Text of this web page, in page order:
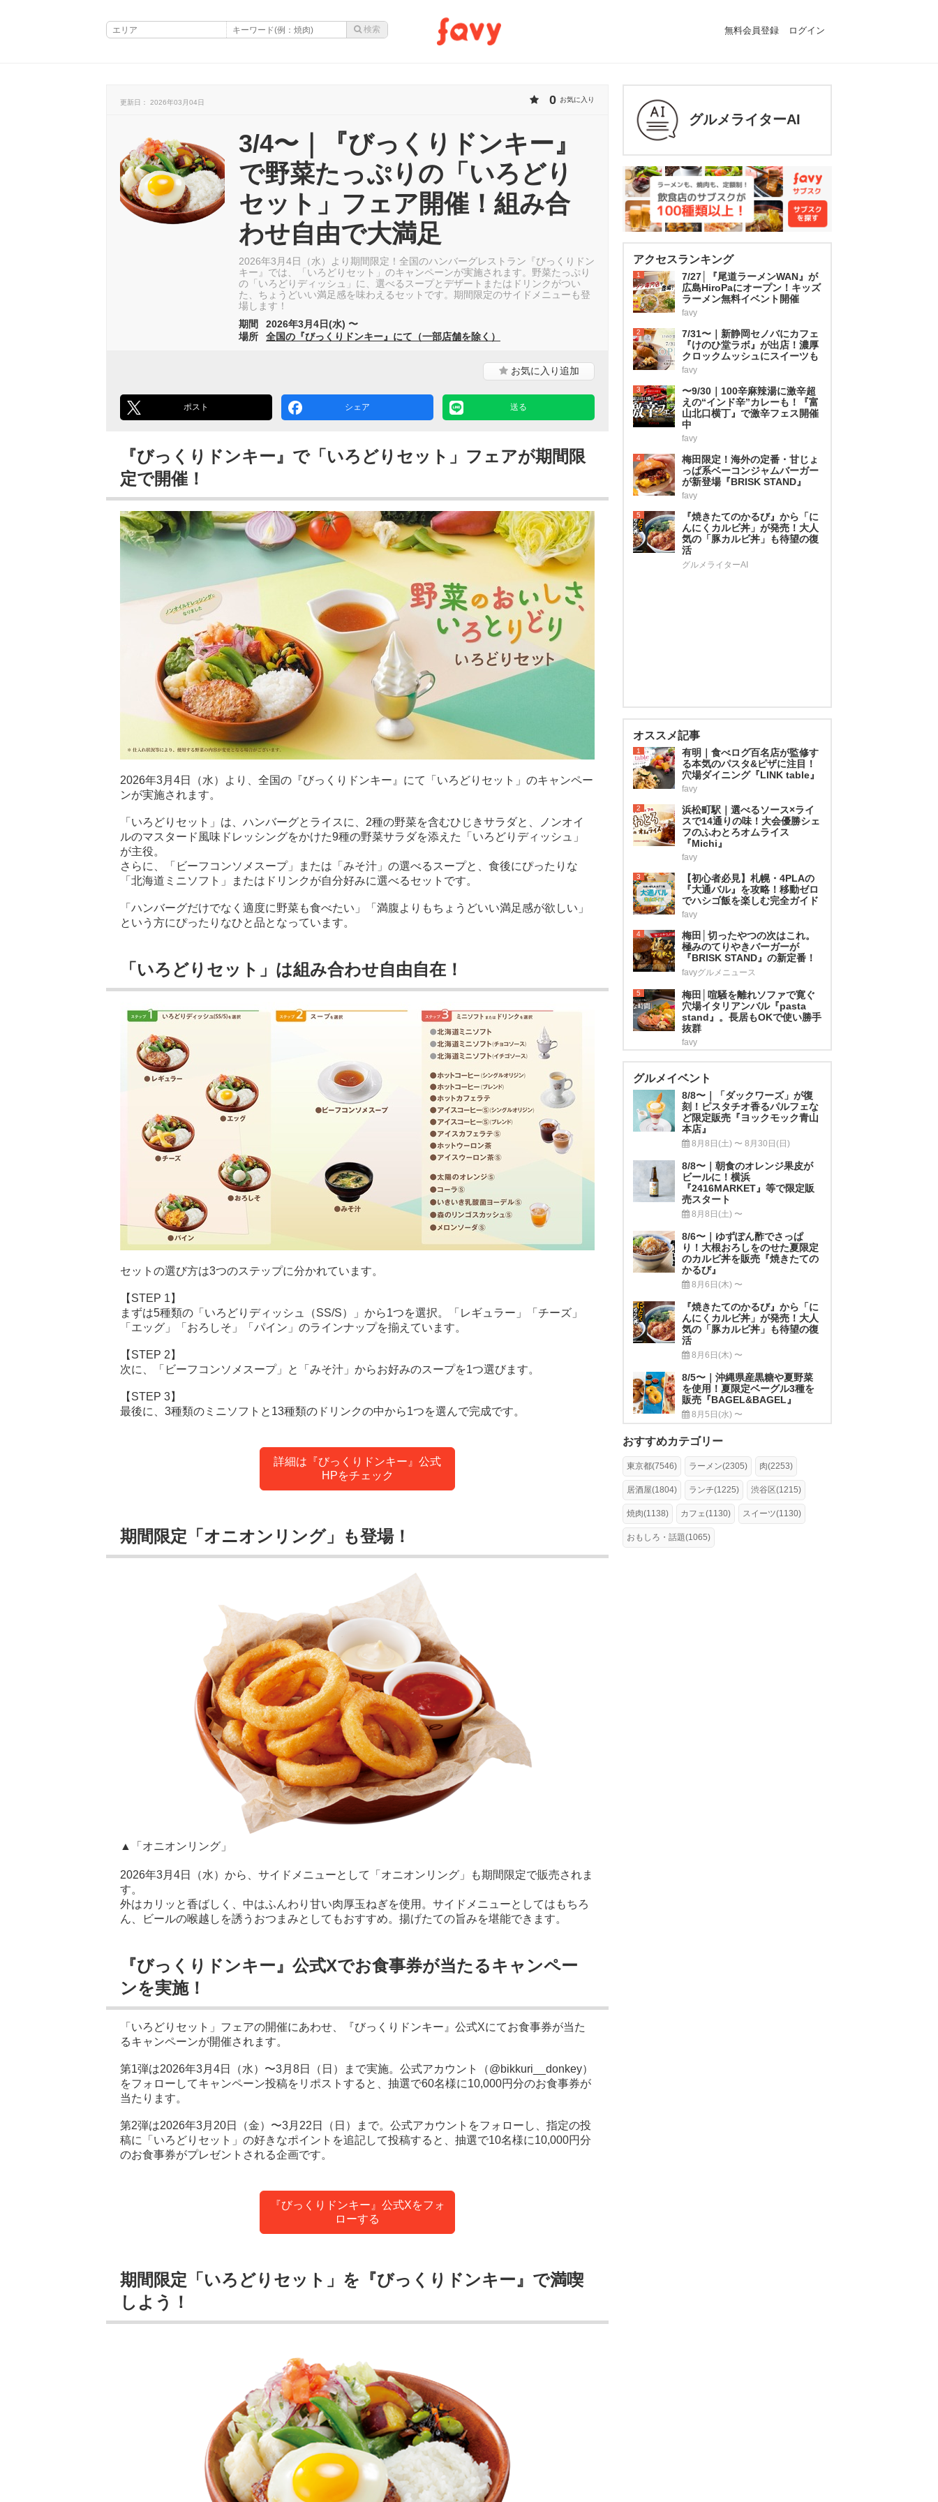
無料会員登録 ログイン
更新日： 2026年03月04日 0 お気に入り
3/4〜｜『びっくりドンキー』
で野菜たっぷりの「いろどり
セット」フェア開催！組み合
わせ自由で大満足
2026年3月4日（水）より期間限定！全国のハンバーグレストラン『びっくりドン
キー』では、「いろどりセット」のキャンペーンが実施されます。野菜たっぷり
の「いろどりディッシュ」に、選べるスープとデザートまたはドリンクがつい
た、ちょうどいい満足感を味わえるセットです。期間限定のサイドメニューも登
場します！
期間
2026年3月4日(水) 〜
場所
全国の『びっくりドンキー』にて（一部店舗を除く）
お気に入り追加
ポスト シェア 送る
『びっくりドンキー』で「いろどりセット」フェアが期間限
定で開催！
2026年3月4日（水）より、全国の『びっくりドンキー』にて「いろどりセット」のキャンペー
ンが実施されます。
「いろどりセット」は、ハンバーグとライスに、2種の野菜を含むひじきサラダと、ノンオイ
ルのマスタード風味ドレッシングをかけた9種の野菜サラダを添えた「いろどりディッシュ」
が主役。
さらに、「ビーフコンソメスープ」または「みそ汁」の選べるスープと、食後にぴったりな
「北海道ミニソフト」またはドリンクが自分好みに選べるセットです。
「ハンバーグだけでなく適度に野菜も食べたい」「満腹よりもちょうどいい満足感が欲しい」
という方にぴったりなひと品となっています。
「いろどりセット」は組み合わせ自由自在！
セットの選び方は3つのステップに分かれています。
【STEP 1】
まずは5種類の「いろどりディッシュ（SS/S）」から1つを選択。「レギュラー」「チーズ」
「エッグ」「おろしそ」「パイン」のラインナップを揃えています。
【STEP 2】
次に、「ビーフコンソメスープ」と「みそ汁」からお好みのスープを1つ選びます。
【STEP 3】
最後に、3種類のミニソフトと13種類のドリンクの中から1つを選んで完成です。
詳細は『びっくりドンキー』公式
HPをチェック
期間限定「オニオンリング」も登場！
▲「オニオンリング」
2026年3月4日（水）から、サイドメニューとして「オニオンリング」も期間限定で販売されま
す。
外はカリッと香ばしく、中はふんわり甘い肉厚玉ねぎを使用。サイドメニューとしてはもちろ
ん、ビールの喉越しを誘うおつまみとしてもおすすめ。揚げたての旨みを堪能できます。
『びっくりドンキー』公式Xでお食事券が当たるキャンペー
ンを実施！
「いろどりセット」フェアの開催にあわせ、『びっくりドンキー』公式Xにてお食事券が当た
るキャンペーンが開催されます。
第1弾は2026年3月4日（水）〜3月8日（日）まで実施。公式アカウント（@bikkuri__donkey）
をフォローしてキャンペーン投稿をリポストすると、抽選で60名様に10,000円分のお食事券が
当たります。
第2弾は2026年3月20日（金）〜3月22日（日）まで。公式アカウントをフォローし、指定の投
稿に「いろどりセット」の好きなポイントを追記して投稿すると、抽選で10名様に10,000円分
のお食事券がプレゼントされる企画です。
『びっくりドンキー』公式Xをフォ
ローする
期間限定「いろどりセット」を『びっくりドンキー』で満喫
しよう！
グルメライターAI
アクセスランキング
1
7/27│『尾道ラーメンWAN』が
広島HiroPaにオープン！キッズ
ラーメン無料イベント開催
favy
2
7/31〜｜新静岡セノバにカフェ
『けのひ堂ラボ』が出店！濃厚
クロックムッシュにスイーツも
favy
3
〜9/30｜100辛麻辣湯に激辛超
えの“インド辛”カレーも！『富
山北口横丁』で激辛フェス開催
中
favy
4
梅田限定！海外の定番・甘じょ
っぱ系ベーコンジャムバーガー
が新登場『BRISK STAND』
favy
5
『焼きたてのかるび』から「に
んにくカルビ丼」が発売！大人
気の「豚カルビ丼」も待望の復
活
グルメライターAI
オススメ記事
1
有明｜食べログ百名店が監修す
る本気のパスタ&ピザに注目！
穴場ダイニング『LINK table』
favy
2
浜松町駅｜選べるソース×ライ
スで14通りの味！大会優勝シェ
フのふわとろオムライス
『Michi』
favy
3
【初心者必見】札幌・4PLAの
『大通バル』を攻略！移動ゼロ
でハシゴ飯を楽しむ完全ガイド
favy
4
梅田│切ったやつの次はこれ。
極みのてりやきバーガーが
『BRISK STAND』の新定番！
favyグルメニュース
5
梅田│喧騒を離れソファで寛ぐ
穴場イタリアンバル『pasta
stand』。長居もOKで使い勝手
抜群
favy
グルメイベント
8/8〜｜「ダックワーズ」が復
刻！ピスタチオ香るパルフェな
ど限定販売『ヨックモック青山
本店』
8月8日(土) 〜 8月30日(日)
8/8〜｜朝食のオレンジ果皮が
ビールに！横浜
『2416MARKET』等で限定販
売スタート
8月8日(土) 〜
8/6〜｜ゆずぽん酢でさっぱ
り！大根おろしをのせた夏限定
のカルビ丼を販売『焼きたての
かるび』
8月6日(木) 〜
『焼きたてのかるび』から「に
んにくカルビ丼」が発売！大人
気の「豚カルビ丼」も待望の復
活
8月6日(木) 〜
8/5〜｜沖縄県産黒糖や夏野菜
を使用！夏限定ベーグル3種を
販売『BAGEL&BAGEL』
8月5日(水) 〜
おすすめカテゴリー
東京都(7546) ラーメン(2305) 肉(2253)
居酒屋(1804) ランチ(1225) 渋谷区(1215)
焼肉(1138) カフェ(1130) スイーツ(1130)
おもしろ・話題(1065)